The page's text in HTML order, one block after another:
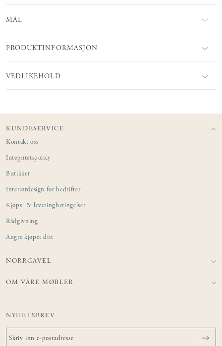
MÅL
PRODUKTINFORMASJON
VEDLIKEHOLD
KUNDESERVICE
Kontakt oss
Integritetspolicy
Butikker
Interiørdesign for bedrifter
Kjøps- & leveringbetingelser
Rådgivning
Angre kjøpet ditt
NORRGAVEL
OM VÅRE MØBLER
NYHETSBREV